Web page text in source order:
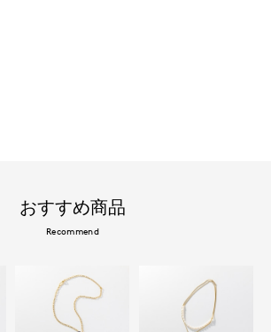
おすすめ商品
Recommend